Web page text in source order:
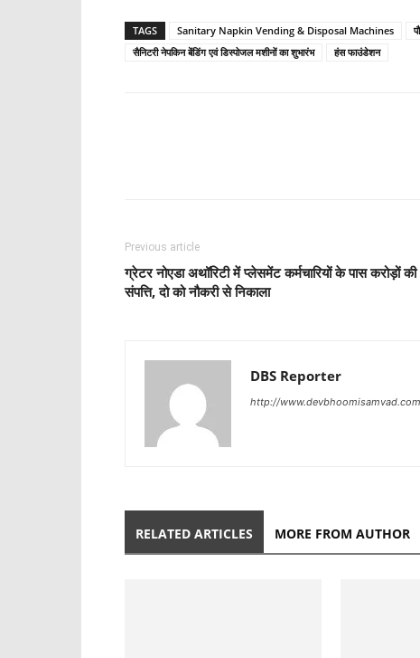
TAGS Sanitary Napkin Vending & Disposal Machines
सैनिटरी नेपकिन बेंडिंग एवं डिस्पोजल मशीनों का शुभारंभ
हंस फाउंडेशन
Previous article
ग्रेटर नोएडा अथॉरिटी में प्लेसमेंट कर्मचारियों के पास करोड़ों की
संपत्ति, दो को नौकरी से निकाला
DBS Reporter
http://www.devbhoomisamvad.com
RELATED ARTICLES MORE FROM AUTHOR